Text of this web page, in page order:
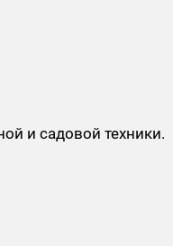
и садовой техники.